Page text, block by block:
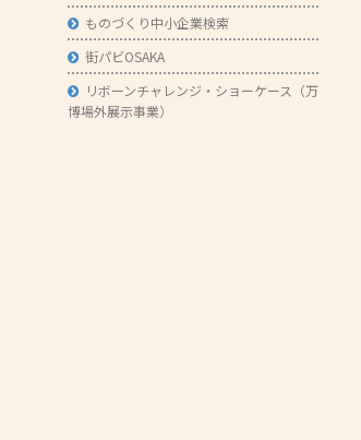
ものづくり中小企業検索
街パビOSAKA
リボーンチャレンジ・ショーケース（万
博場外展示事業）